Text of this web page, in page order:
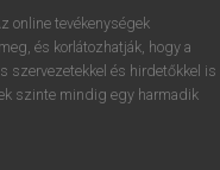
online tevékenységek
és korlátozhatják, hogy a
szervezetekkel és hirdetőkkel is
szinte mindig egy harmadik